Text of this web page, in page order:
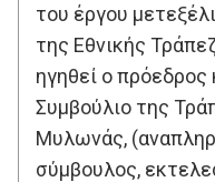
του έργου
της Εθνικής
ηγηθεί ο πρόεδρος
Συμβούλιο της
Μυλωνάς,
σύμβουλος,